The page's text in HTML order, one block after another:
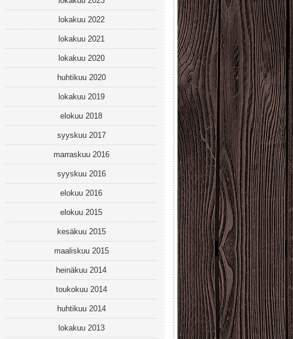
lokakuu 2022
lokakuu 2021
lokakuu 2020
huhtikuu 2020
lokakuu 2019
elokuu 2018
syyskuu 2017
marraskuu 2016
syyskuu 2016
elokuu 2016
elokuu 2015
kesäkuu 2015
maaliskuu 2015
heinäkuu 2014
toukokuu 2014
huhtikuu 2014
lokakuu 2013